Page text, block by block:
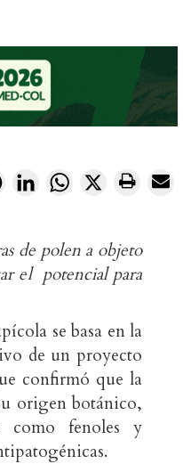
FacebookLinkedInWhatsApp
X
de polen a objeto
el potencial para
se basa en la
de un proyecto
confirmó que la
origen botánico,
como fenoles y